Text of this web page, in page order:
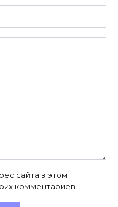
сайта в этом
комментариев.